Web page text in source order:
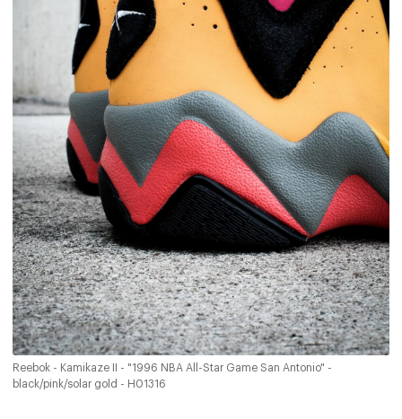
Reebok - Kamikaze II - "1996 NBA All-Star Game San Antonio" -
black/pink/solar gold - H01316